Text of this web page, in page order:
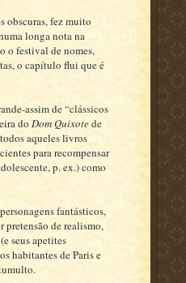
obscuras, fez muito
longa nota na
o festival de nomes,
o capítulo flui que é
assim de “clássicos
doDom Quixotede
aqueles livros
para recompensar
p. ex.) como
fantásticos,
pretensão de realismo,
seus apetites
habitantes de Paris e